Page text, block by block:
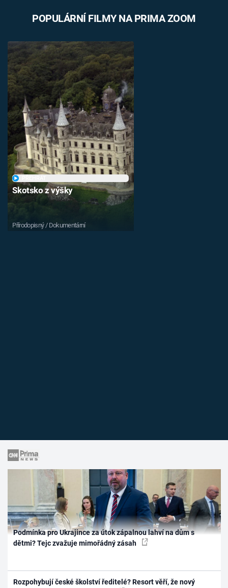
POPULÁRNÍ FILMY NA PRIMA ZOOM
Skotsko z výšky
Přírodopisný / Dokumentární
Podmínka pro Ukrajince za útok zápalnou lahví na dům s
dětmi? Tejc zvažuje mimořádný zásah
Rozpohybují české školství ředitelé? Resort věří, že nový